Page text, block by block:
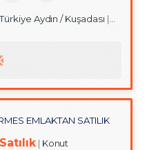
Türkiye Aydın / Kuşadası /
EMLAKTAN SATILIK
Satılık
Konut